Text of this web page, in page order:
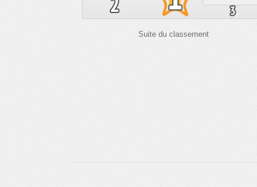
Suite du classement